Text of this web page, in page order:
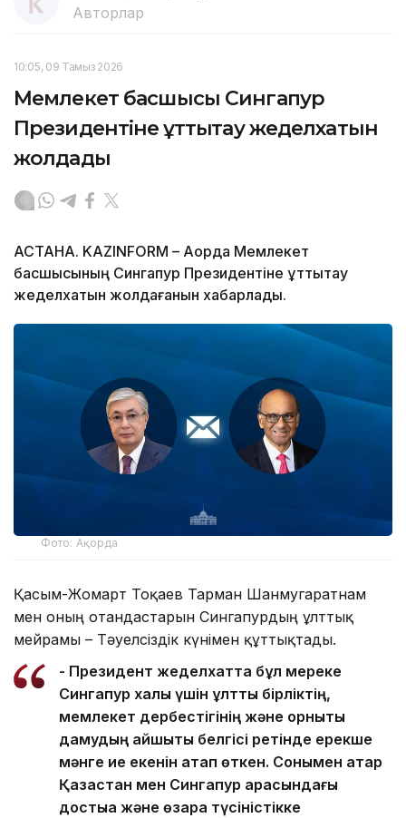
Авторлар
10:05, 09 Тамыз 2026
Мемлекет басшысы Сингапур
Президентіне құттықтау жеделхатын
жолдады
АСТАНА. KAZINFORM – Ақорда Мемлекет
басшысының Сингапур Президентіне құттықтау
жеделхатын жолдағанын хабарлады.
Фото: Ақорда
Қасым-Жомарт Тоқаев Тарман Шанмугаратнам
мен оның отандастарын Сингапурдың ұлттық
мейрамы – Тәуелсіздік күнімен құттықтады.
- Президент жеделхатта бұл мереке
Сингапур халқы үшін ұлттық бірліктің,
мемлекет дербестігінің және орнықты
дамудың айшықты белгісі ретінде ерекше
мәнге ие екенін атап өткен. Сонымен қатар
Қазақстан мен Сингапур арасындағы
достыққа және өзара түсіністікке